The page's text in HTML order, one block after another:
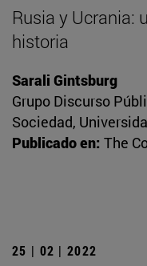
Rusia y Ucrania:
historia
Sarali Gintsburg
Grupo Discurso
Sociedad,
Publicado en: The
25 | 02 | 2022